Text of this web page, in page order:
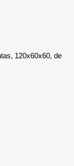
120x60x60, de